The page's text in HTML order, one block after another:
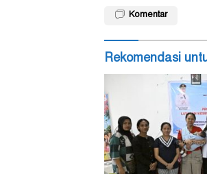
Komentar
Rekomendasi